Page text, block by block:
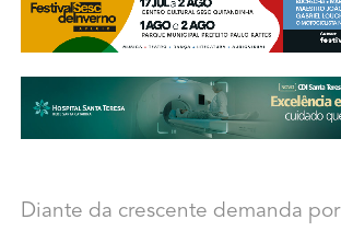
Diante da crescente demanda por